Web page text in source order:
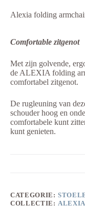
Alexia folding
Comfortable zitgenot
Met zijn golvende,
de ALEXIA folding
comfortabel zitgenot.
De rugleuning van
schouder hoog en
comfortabele kunt
kunt genieten.
CATEGORIE:
COLLECTIE: ALEXIA